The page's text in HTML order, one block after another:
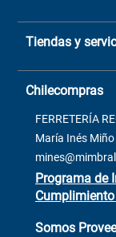
Quiénes somos
Sucursales
Términos y
Contacto
Venta Terreno
Trabaja con
Tiendas y
Casa Matriz:
2137 San
Chilecompras
FERRETERÍA
María Inés Miño
Programa de
Somos